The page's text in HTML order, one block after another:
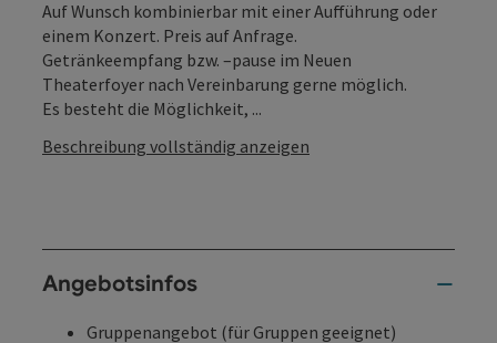
Auf Wunsch kombinierbar mit einer Aufführung oder
einem Konzert. Preis auf Anfrage.
Getränkeempfang bzw. –pause im Neuen
Theaterfoyer nach Vereinbarung gerne möglich.
Es besteht die Möglichkeit, ...
Beschreibung vollständig anzeigen
Angebotsinfos
Gruppenangebot (für Gruppen geeignet)